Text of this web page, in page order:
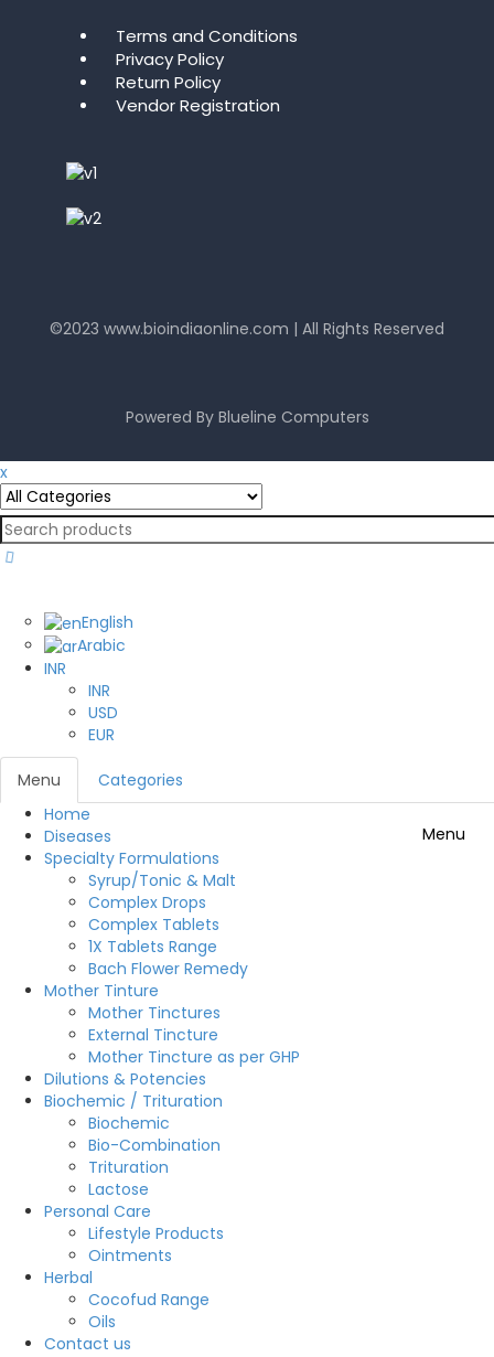
Terms and Conditions
Privacy Policy
Return Policy
Vendor Registration
©2023 www.bioindiaonline.com | All Rights Reserved
Powered By Blueline Computers
x
English
Arabic
INR
INR
USD
EUR
Menu Categories
Menu
Home
Diseases
Specialty Formulations
Syrup/Tonic & Malt
Complex Drops
Complex Tablets
1X Tablets Range
Bach Flower Remedy
Mother Tinture
Mother Tinctures
External Tincture
Mother Tincture as per GHP
Dilutions & Potencies
Biochemic / Trituration
Biochemic
Bio-Combination
Trituration
Lactose
Personal Care
Lifestyle Products
Ointments
Herbal
Cocofud Range
Oils
Contact us